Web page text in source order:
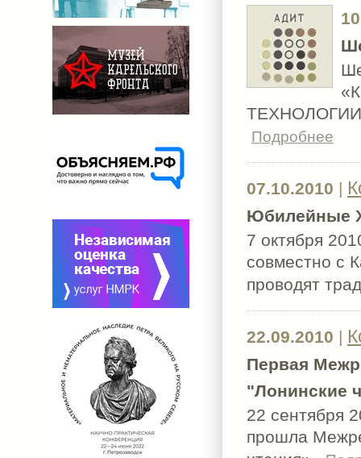
ТЕХНОЛОГИИ»
Подробнее
07.10.2010 |
Юбилейные
7 октября
совместно с
проводят
22.09.2010 |
Первая
"Лонинские
22 сентября
прошла